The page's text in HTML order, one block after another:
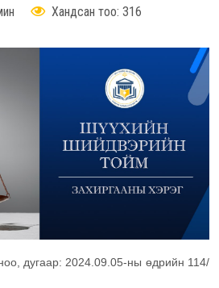
Хандсан тоо: 316
дугаар: 2024.09.05-ны өдрийн 114/